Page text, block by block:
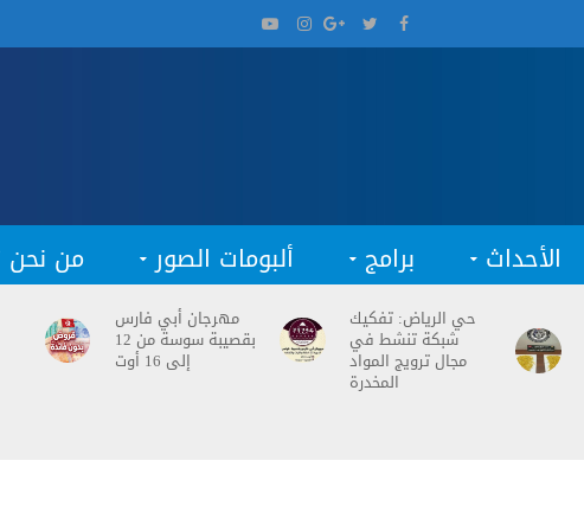
الأحداث برامج ألبومات الصور من نحن
حي الرياض: تفكيك
شبكة تنشط في
مجال ترويج المواد
المخدرة
مهرجان أبي فارس
بقصيبة سوسة من 12
إلى 16 أوت